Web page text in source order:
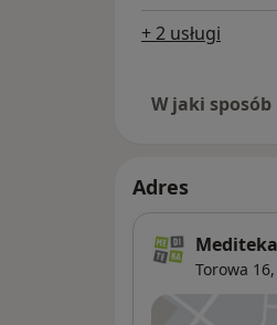
+ 2 usługi
W jaki
Adres
Torowa 16,